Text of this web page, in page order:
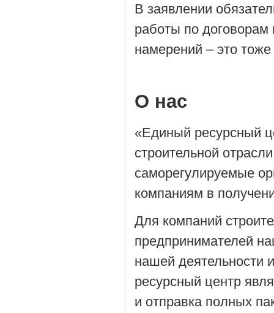
В заявлении
работы по договорам
намерений – это
О нас
«Единый ресурсный
строительной
саморегулируемые
компаниям в
Для компаний
предпринимателей
нашей деятельности
ресурсный центр
и отправка полных